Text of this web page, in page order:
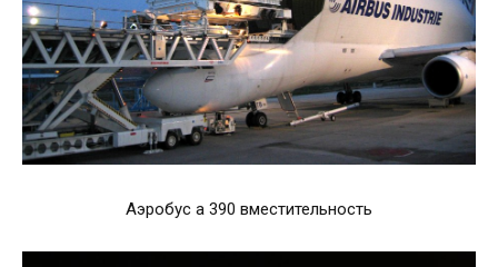
Аэробус а 390 вместительность